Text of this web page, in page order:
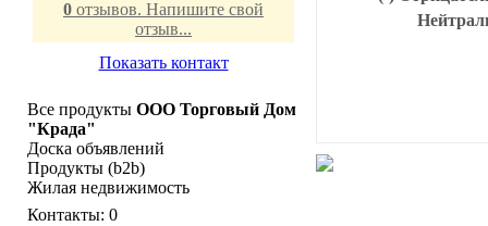
0 отзывов. Напишите свой
отзыв...
Показать контакт
Все продукты ООО Торговый Дом
"Крада"
Доска объявлений
Продукты (b2b)
Жилая недвижимость
Контакты: 0